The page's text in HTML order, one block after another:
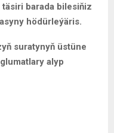
barada bilesiňiz
hödürleýäris.
suratynyň üstüne
alyp